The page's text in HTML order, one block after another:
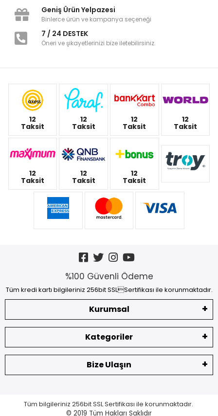
Geniş Ürün Yelpazesi
Binlerce ürün ve kampanya seçeneği
7 / 24 DESTEK
Öneri ve şikayetlerinizi bize iletebilirsiniz.
12
Taksit
12
Taksit
12
Taksit
12
Taksit
12
Taksit
12
Taksit
12
Taksit
%100 Güvenli Ödeme
Tüm kredi kartı bilgileriniz 256bit SSLSertifikası ile korunmaktadır.
Kurumsal
Kategoriler
Bize Ulaşın
Tüm bilgileriniz 256bit SSL Sertifikası ile korunmaktadır.
© 2019 Tüm Hakları Saklıdır